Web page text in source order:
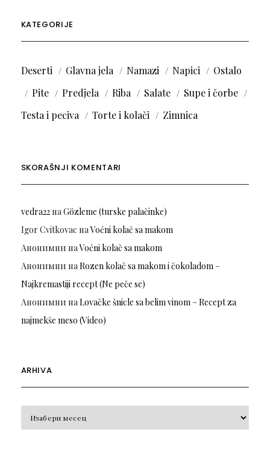
KATEGORIJE
Deserti Glavna jela Namazi Napici
Ostalo
Pite
Predjela Riba Salate
Supe i čorbe
Testa i peciva
Torte i kolači Zimnica
SKORAŠNJI KOMENTARI
vedra22наGözleme (turske palačinke)
Igor Cvitkovac наVoćni kolač sa makom
Анонимни наVoćni kolač sa makom
Анонимни наRozen kolač sa makom i čokoladom –
Najkremastiji recept (Ne peče se)
Анонимни наLovačke šnicle sa belim vinom – Recept za
najmekše meso (Video)
ARHIVA